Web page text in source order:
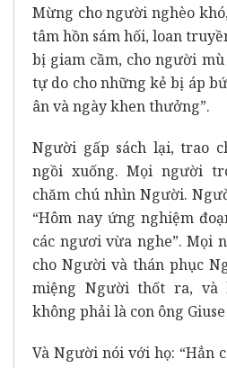
Mừng cho người nghèo
tâm hồn sám hối, loan
bị giam cầm, cho người
tự do cho những kẻ bị áp
ân và ngày khen thưởng”.
Người gấp sách lại, trao
ngồi xuống. Mọi người
chăm chú nhìn Người.
“Hôm nay ứng nghiệm
các ngươi vừa nghe”. Mọi
cho Người và thán phục
miệng Người thốt ra, và
không phải là con ông Giuse
Và Người nói với họ: “Hẳn